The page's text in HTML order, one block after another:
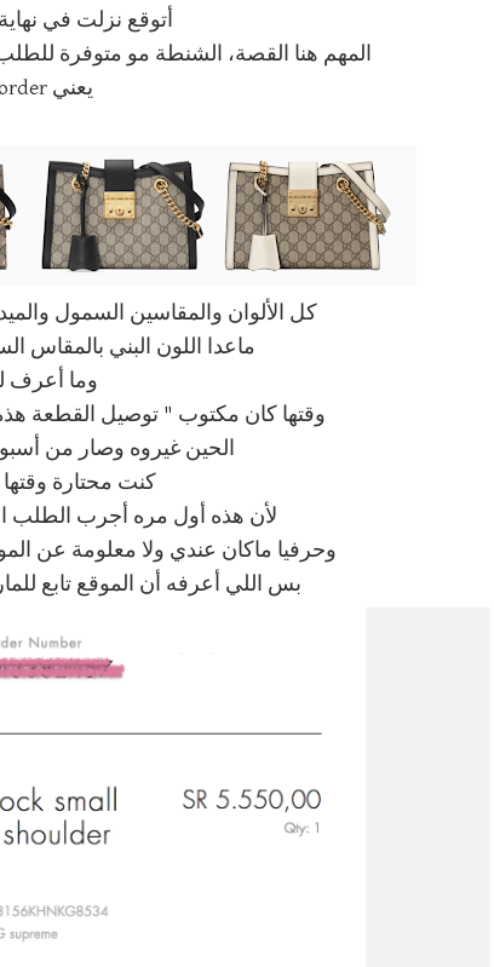
أتوقع نزلت في نهاية 2017 أو 2018
المهم هنا القصة، الشنطة مو متوفرة
يعني Pre order
كل الألوان والمقاسين السمول
ماعدا اللون البني
وما أعرف
وقتها كان مكتوب " توصيل القطعة هذه بيكون من
الحين غيروه وصار من
كنت محتارة وقتها
لأن هذه أول مره أجرب الطلب
وحرفيا ماكان عندي ولا معلومة عن
بس اللي أعرفه أن الموقع تابع